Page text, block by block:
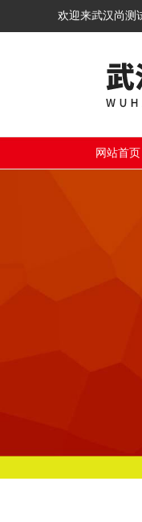
欢迎来武汉尚测
网站首页